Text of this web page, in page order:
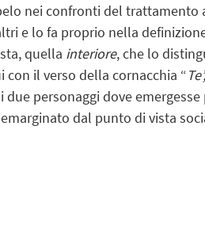
nei confronti del
e lo fa proprio nella
quella interiore, che lo
il verso della cornacchia “
personaggi dove
dal punto di vista